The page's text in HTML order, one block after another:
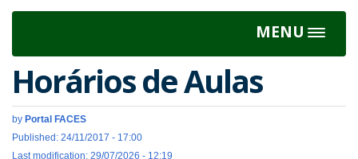
MENU
Toggle
Horários de Aulas
by Portal FACES
Published: 24/11/2017 - 17:00
Last modification: 29/07/2026 - 12:19